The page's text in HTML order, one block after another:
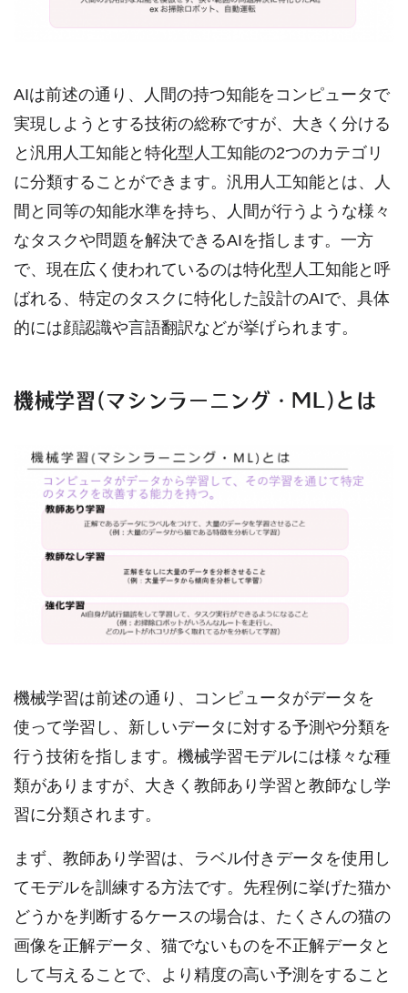
AIは前述の通り、人間の持つ知能をコンピュータで
実現しようとする技術の総称ですが、大きく分ける
と汎用人工知能と特化型人工知能の2つのカテゴリ
に分類することができます。汎用人工知能とは、人
間と同等の知能水準を持ち、人間が行うような様々
なタスクや問題を解決できるAIを指します。一方
で、現在広く使われているのは特化型人工知能と呼
ばれる、特定のタスクに特化した設計のAIで、具体
的には顔認識や言語翻訳などが挙げられます。
機械学習(マシンラーニング・ML)とは
機械学習は前述の通り、コンピュータがデータを
使って学習し、新しいデータに対する予測や分類を
行う技術を指します。機械学習モデルには様々な種
類がありますが、大きく教師あり学習と教師なし学
習に分類されます。
まず、教師あり学習は、ラベル付きデータを使用し
てモデルを訓練する方法です。先程例に挙げた猫か
どうかを判断するケースの場合は、たくさんの猫の
画像を正解データ、猫でないものを不正解データと
して与えることで、より精度の高い予測をすること